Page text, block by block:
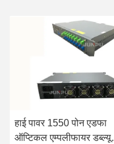
पावर 1550 पोन एडफा
एम्पलीफायर डब्ल्यूडीएम